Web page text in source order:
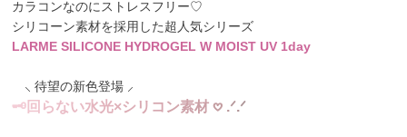
カラコンなのにストレスフリー♡
シリコーン素材を採用した超人気シリーズ
LARME SILICONE HYDROGEL W MOIST UV 1day
⸜ 待望の新色登場 ⸝
🗝回 らない水光×シリ コ ン素材 𖹭 .ᐟ.ᐟ